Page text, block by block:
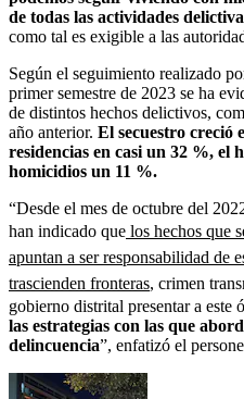
de todas las actividades delictiva
como tal es exigible a las
Según el seguimiento realizado
primer semestre de 2023 se ha
de distintos hechos delictivos,
año anterior. El secuestro creció
residencias en casi un 32 %, el
homicidios un 11 %.
“Desde el mes de octubre del
han indicado que los hechos que
apuntan a ser responsabilidad de
trascienden fronteras, crimen
gobierno distrital presentar a este
las estrategias con las que
delincuencia”, enfatizó el